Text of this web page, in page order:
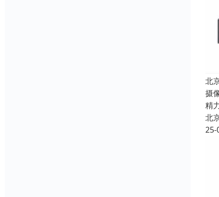
北
摄
精
北
25-